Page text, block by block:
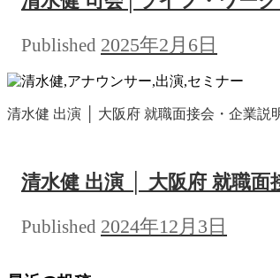
Published 2025年2月6日
清水健 出演 │ 大阪府 就職面接会・企業説
清水健 出演 │ 大阪府 就職面
Published 2024年12月3日